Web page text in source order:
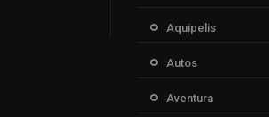
Aquipelis
Autos
Aventura